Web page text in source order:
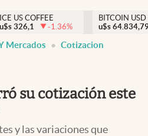
México
ICE US COFFEE
u$s 326,1 -1.36%
BITCOIN USD
u$s
Mercados Cotizacion
su cotización este
y las variaciones que